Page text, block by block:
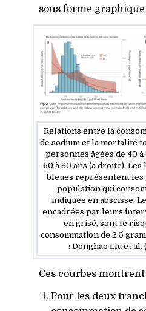
sous forme graphique
Relations entre la
de sodium et la mortalité
personnes âgées de 40 à
60 à 80 ans (à droite). Les
bleues représentent les
population qui
indiquée en abscisse.
encadrées par leurs
en grisé, sont le
consommation de 2.5
: Donghao Liu et al.
Ces courbes montrent
Pour les deux